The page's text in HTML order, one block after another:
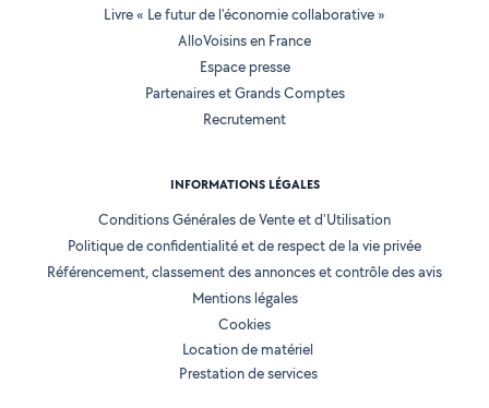
Livre « Le futur de l'économie collaborative »
AlloVoisins en France
Espace presse
Partenaires et Grands Comptes
Recrutement
INFORMATIONS LÉGALES
Conditions Générales de Vente et d'Utilisation
Politique de confidentialité et de respect de la vie privée
Référencement, classement des annonces et contrôle des avis
Mentions légales
Cookies
Location de matériel
Prestation de services